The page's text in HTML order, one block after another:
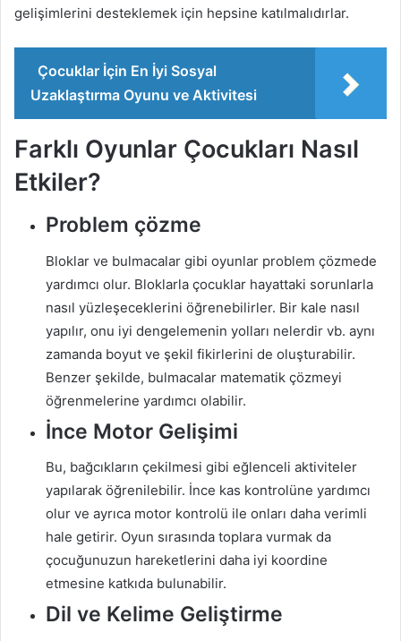
gelişimlerini desteklemek için hepsine katılmalıdırlar.
Çocuklar İçin En İyi Sosyal
Uzaklaştırma Oyunu ve Aktivitesi
Farklı Oyunlar Çocukları Nasıl
Etkiler?
Problem çözme
Bloklar ve bulmacalar gibi oyunlar problem çözmede
yardımcı olur. Bloklarla çocuklar hayattaki sorunlarla
nasıl yüzleşeceklerini öğrenebilirler. Bir kale nasıl
yapılır, onu iyi dengelemenin yolları nelerdir vb. aynı
zamanda boyut ve şekil fikirlerini de oluşturabilir.
Benzer şekilde, bulmacalar matematik çözmeyi
öğrenmelerine yardımcı olabilir.
İnce Motor Gelişimi
Bu, bağcıkların çekilmesi gibi eğlenceli aktiviteler
yapılarak öğrenilebilir. İnce kas kontrolüne yardımcı
olur ve ayrıca motor kontrolü ile onları daha verimli
hale getirir. Oyun sırasında toplara vurmak da
çocuğunuzun hareketlerini daha iyi koordine
etmesine katkıda bulunabilir.
Dil ve Kelime Geliştirme